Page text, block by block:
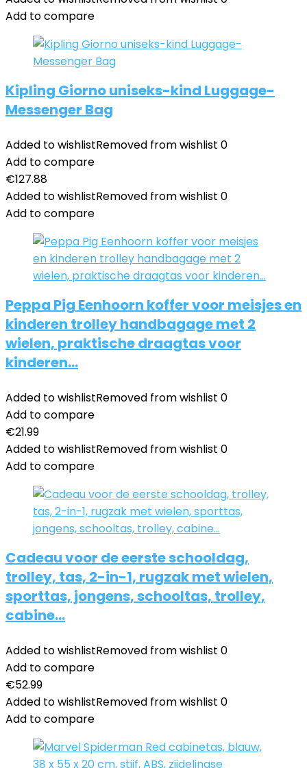
Add to compare
Kipling Giorno uniseks-kind Luggage-
Messenger Bag
Added to wishlistRemoved from wishlist 0
Add to compare
€127.88
Added to wishlistRemoved from wishlist 0
Add to compare
Peppa Pig Eenhoorn koffer voor meisjes en
kinderen trolley handbagage met 2
wielen, praktische draagtas voor
kinderen…
Added to wishlistRemoved from wishlist 0
Add to compare
€21.99
Added to wishlistRemoved from wishlist 0
Add to compare
Cadeau voor de eerste schooldag,
trolley, tas, 2-in-1, rugzak met wielen,
sporttas, jongens, schooltas, trolley,
cabine…
Added to wishlistRemoved from wishlist 0
Add to compare
€52.99
Added to wishlistRemoved from wishlist 0
Add to compare